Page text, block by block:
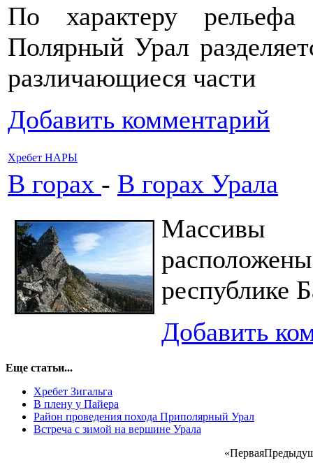
По характеру рельефа
Полярный Урал
различающиеся части
Добавить комментарий
Хребет НАРЫ
В горах - В горах Урала
Массивы
республике
Добавить
Еще статьи...
Хребет Зигальга
В плену у Пайера
Район проведения похода Приполярный Урал
Встреча с зимой на вершине Урала
«Первая